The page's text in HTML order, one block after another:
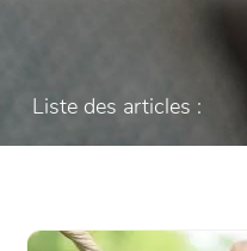
Liste des articles :